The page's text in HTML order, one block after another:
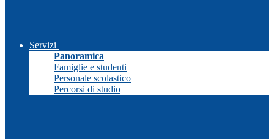
Servizi
Panoramica
Famiglie e studenti
Personale scolastico
Percorsi di studio